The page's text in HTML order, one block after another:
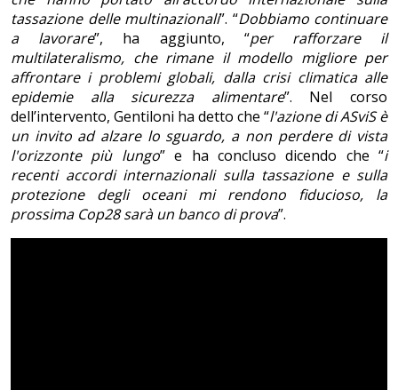
tassazione delle multinazionali”. “Dobbiamo continuare
a lavorare”, ha aggiunto, “per rafforzare il
multilateralismo, che rimane il modello migliore per
affrontare i problemi globali, dalla crisi climatica alle
epidemie alla sicurezza alimentare”. Nel corso
dell’intervento, Gentiloni ha detto che “l'azione di ASviS è
un invito ad alzare lo sguardo, a non perdere di vista
l'orizzonte più lungo” e ha concluso dicendo che “i
recenti accordi internazionali sulla tassazione e sulla
protezione degli oceani mi rendono fiducioso, la
prossima Cop28 sarà un banco di prova”.